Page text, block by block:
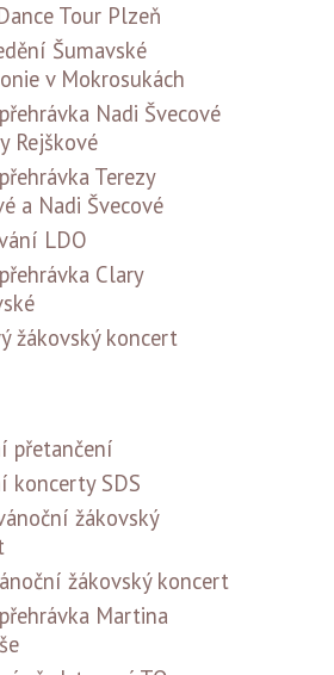
Tour Plzeň
Šumavské
v Mokrosukách
Nadi Švecové
Rejškové
Terezy
a Nadi Švecové
LDO
Clary
žákovský koncert
přetančení
koncerty SDS
žákovský
žákovský koncert
Martina